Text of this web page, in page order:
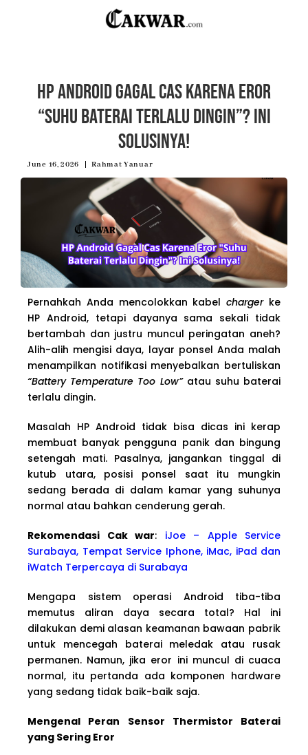
HP Android Gagal Cas Karena Eror
“Suhu Baterai Terlalu Dingin”? Ini
Solusinya!
June 16, 2026 Rahmat Yanuar
Pernahkah Anda mencolokkan kabelchargerke
HP Android, tetapi dayanya sama sekali tidak
bertambah dan justru muncul peringatan aneh?
Alih-alih mengisi daya, layar ponsel Anda malah
menampilkan notifikasi menyebalkan bertuliskan
“Battery Temperature Too Low”atau suhu baterai
terlalu dingin.
Masalah HP Android tidak bisa dicas ini kerap
membuat banyak pengguna panik dan bingung
setengah mati. Pasalnya, jangankan tinggal di
kutub utara, posisi ponsel saat itu mungkin
sedang berada di dalam kamar yang suhunya
normal atau bahkan cenderung gerah.
Rekomendasi Cak war: iJoe – Apple Service
Surabaya, Tempat Service Iphone, iMac, iPad dan
iWatch Terpercaya di Surabaya
Mengapa sistem operasi Android tiba-tiba
memutus aliran daya secara total? Hal ini
dilakukan demi alasan keamanan bawaan pabrik
untuk mencegah baterai meledak atau rusak
permanen. Namun, jika eror ini muncul di cuaca
normal, itu pertanda ada komponen hardware
yang sedang tidak baik-baik saja.
Mengenal Peran Sensor Thermistor Baterai
yang Sering Eror